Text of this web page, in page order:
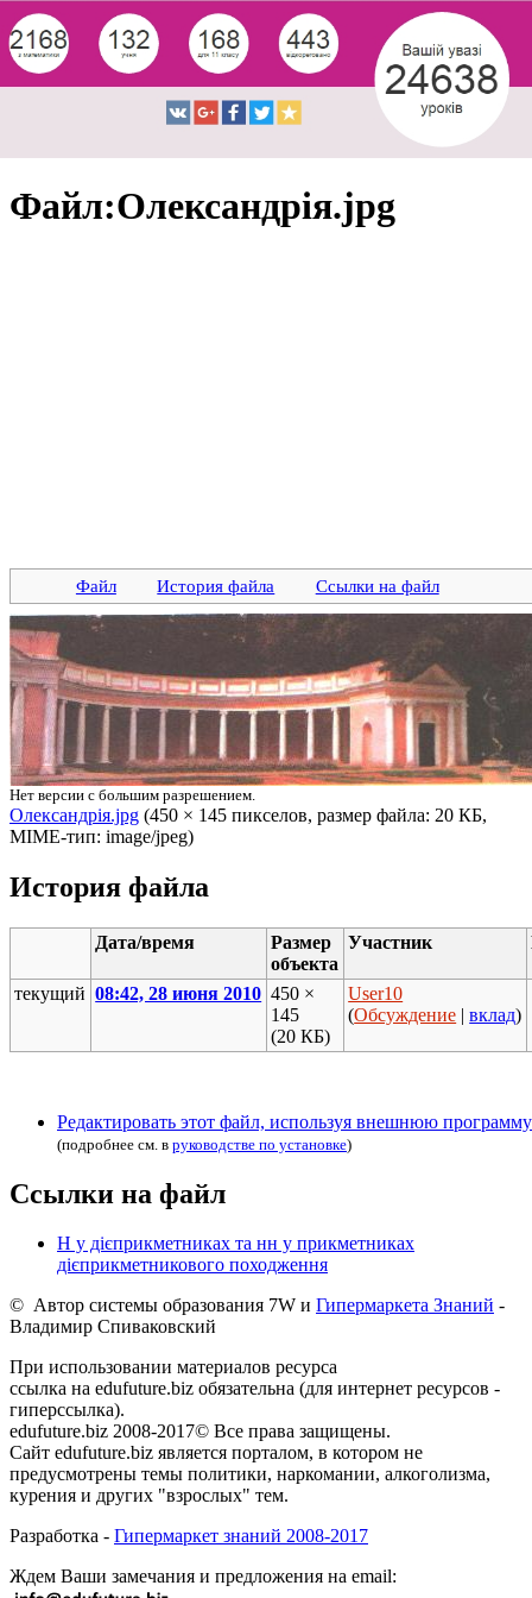
Файл:Олександрія.jpg
Файл История файла Ссылки на файл
Нет версии с большим разрешением.
Олександрія.jpg ‎ (450 × 145 пикселов, размер файла: 20 КБ,
MIME-тип: image/jpeg)
История файла
Дата/время
Размер
объекта
Участник
текущий 08:42, 28 июня 2010 450 ×
145
(20 КБ)
User10
(Обсуждение |вклад)
Редактировать этот файл, используя внешнюю программу
(подробнее см. в руководстве по установке)
Ссылки на файл
Н у дієприкметниках та нн у прикметниках
дієприкметникового походження
© Автор системы образования 7W и Гипермаркета Знаний -
Владимир Спиваковский
При использовании материалов ресурса
ссылка на edufuture.biz обязательна (для интернет ресурсов -
гиперссылка).
edufuture.biz 2008-2017© Все права защищены.
Сайт edufuture.biz является порталом, в котором не
предусмотрены темы политики, наркомании, алкоголизма,
курения и других "взрослых" тем.
Разработка - Гипермаркет знаний 2008-2017
Ждем Ваши замечания и предложения на email: